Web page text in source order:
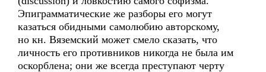
Эпиграмматические же разборы его могут
казаться обидными самолюбию авторскому,
но кн. Вяземский может смело сказать, что
личность его противников никогда не была им
оскорблена; они же всегда преступают черту